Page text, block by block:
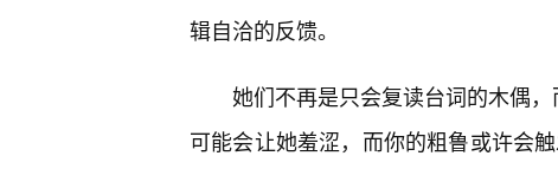
辑自洽的反馈。
她们不再是只会复读台词的木偶，
可能会让她羞涩，而你的粗鲁或许会